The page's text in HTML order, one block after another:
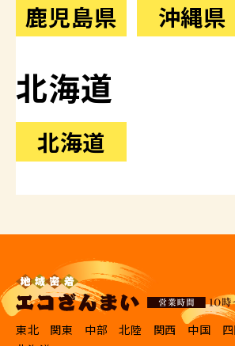
鹿児島県
沖縄県
北海道
北海道
東北 関東 中部 北陸 関西 中国